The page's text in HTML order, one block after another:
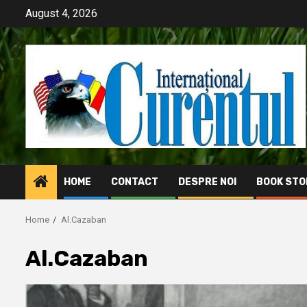
content
August 4, 2026
HOME CONTACT DESPRE NOI BOOK
Home Al.Cazaban
Al.Cazaban